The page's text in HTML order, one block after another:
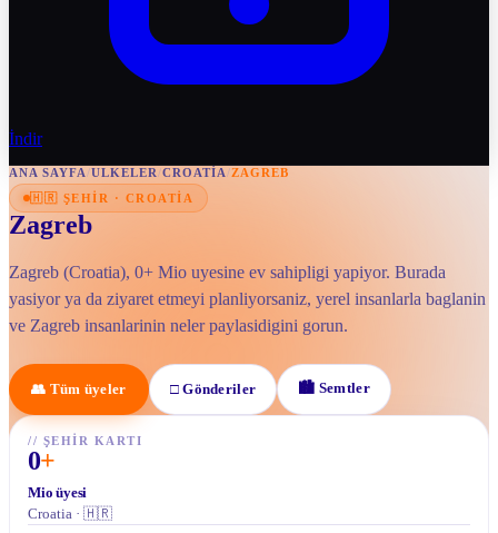
İndir
ANA SAYFA/ULKELER/CROATIA/ZAGREB
🇭🇷 ŞEHIR · CROATIA
Zagreb
Zagreb (Croatia), 0+ Mio uyesine ev sahipligi yapiyor. Burada
yasiyor ya da ziyaret etmeyi planliyorsaniz, yerel insanlarla baglanin
ve Zagreb insanlarinin neler paylasidigini gorun.
👥 Tüm üyeler □Gönderiler 🏙 Semtler
// ŞEHIR KARTI
0+
Mio üyesi
Croatia · 🇭🇷